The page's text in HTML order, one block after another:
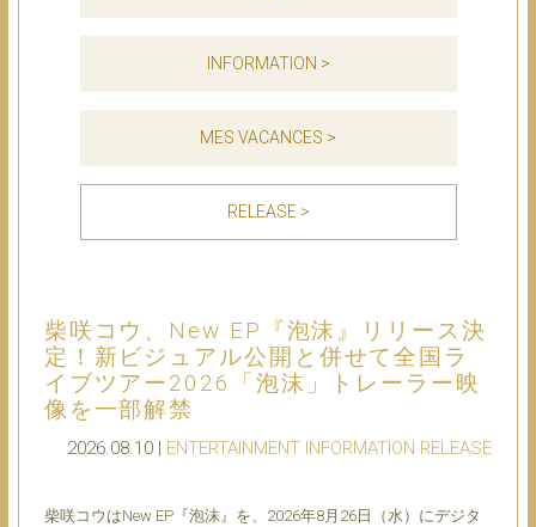
INFORMATION >
MES VACANCES >
RELEASE >
柴咲コウ、New EP『泡沫』リリース決
定！新ビジュアル公開と併せて全国ラ
イブツアー2026「泡沫」トレーラー映
像を一部解禁
2026.08.10 | ENTERTAINMENT INFORMATION RELEASE
柴咲コウはNew EP『泡沫』を、2026年8月26日（水）にデジタ